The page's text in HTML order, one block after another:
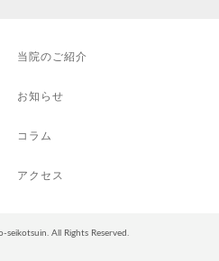
当院のご紹介
お知らせ
コラム
アクセス
All Rights Reserved.